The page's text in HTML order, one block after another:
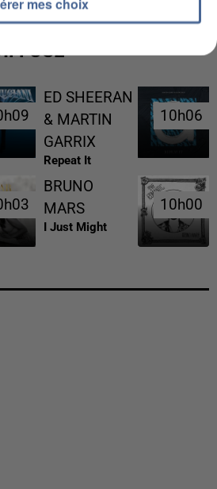
ED SHEERAN
& MARTIN
GARRIX
Repeat It
10h06
10h06
BRUNO
MARS
I Just Might
10h00
10h00